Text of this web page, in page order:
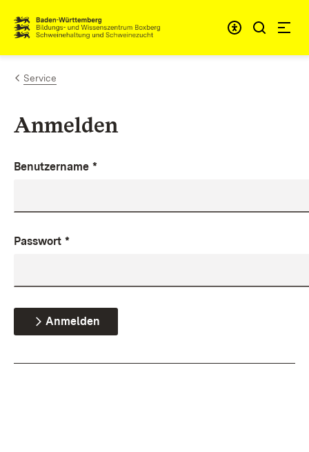
Zum Inhalt springen
Link zur Startseite
Service
Anmelden
Benutzername *
Passwort *
Anmelden